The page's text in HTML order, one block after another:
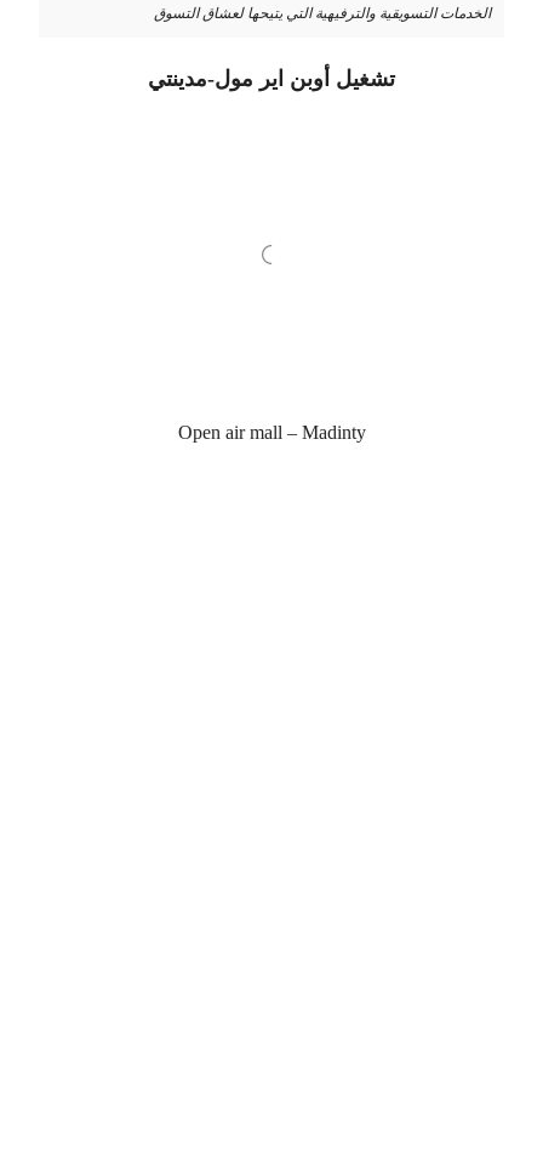
الخدمات التسويقية والترفيهية التي يتيحها لعشاق التسوق
تشغيل أوبن اير مول-مدينتي
Open air mall – Madinty